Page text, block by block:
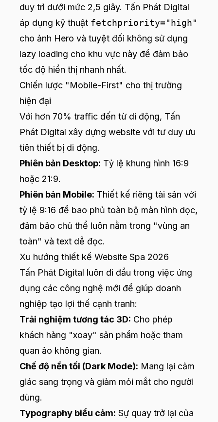
duy trì dưới mức 2,5 giây. Tấn Phát Digital
áp dụng kỹ thuật fetchpriority="high"
cho ảnh Hero và tuyệt đối không sử dụng
lazy loading cho khu vực này để đảm bảo
tốc độ hiển thị nhanh nhất.
Chiến lược "Mobile-First" cho thị trường
hiện đại
Với hơn 70% traffic đến từ di động, Tấn
Phát Digital xây dựng website với tư duy ưu
tiên thiết bị di động.
Phiên bản Desktop: Tỷ lệ khung hình 16:9
hoặc 21:9.
Phiên bản Mobile: Thiết kế riêng tài sản với
tỷ lệ 9:16 để bao phủ toàn bộ màn hình dọc,
đảm bảo chủ thể luôn nằm trong "vùng an
toàn" và text dễ đọc.
Xu hướng thiết kế Website Spa 2026
Tấn Phát Digital luôn đi đầu trong việc ứng
dụng các công nghệ mới để giúp doanh
nghiệp tạo lợi thế cạnh tranh:
Trải nghiệm tương tác 3D: Cho phép
khách hàng "xoay" sản phẩm hoặc tham
quan ảo không gian.
Chế độ nền tối (Dark Mode): Mang lại cảm
giác sang trọng và giảm mỏi mắt cho người
dùng.
Typography biểu cảm: Sự quay trở lại của